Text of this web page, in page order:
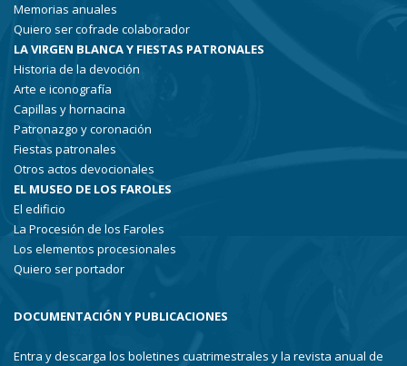
Memorias anuales
Quiero ser cofrade colaborador
LA VIRGEN BLANCA Y FIESTAS PATRONALES
Historia de la devoción
Arte e iconografía
Capillas y hornacina
Patronazgo y coronación
Fiestas patronales
Otros actos devocionales
EL MUSEO DE LOS FAROLES
El edificio
La Procesión de los Faroles
Los elementos procesionales
Quiero ser portador
DOCUMENTACIÓN Y PUBLICACIONES
Entra y descarga los boletines cuatrimestrales y la revista anual de